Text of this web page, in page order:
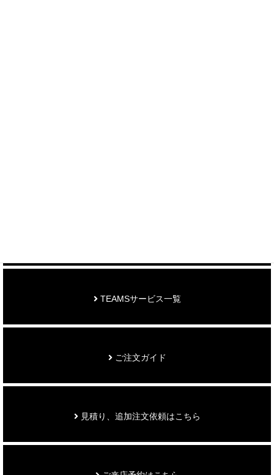
TEAMSサービス一覧
ご注文ガイド
見積り、追加注文依頼はこちら